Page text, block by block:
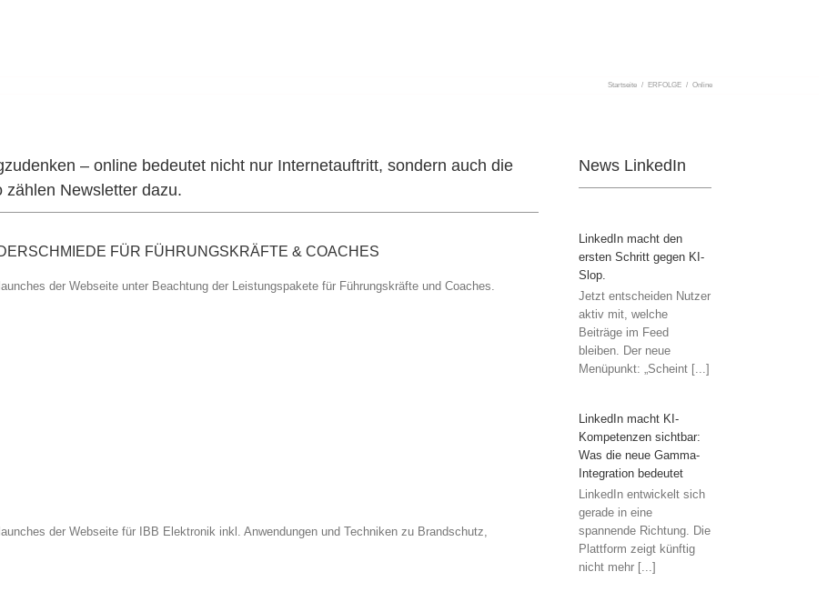
Startseite / ERFOLGE / Online
– online bedeutet nicht nur Internetauftritt, sondern auch die
Newsletter dazu.
FÜR FÜHRUNGSKRÄFTE & COACHES
der Webseite unter Beachtung der Leistungspakete für Führungskräfte und Coaches.
der Webseite für IBB Elektronik inkl. Anwendungen und Techniken zu Brandschutz,
News LinkedIn
LinkedIn macht den
ersten Schritt gegen KI-
Slop.
Jetzt entscheiden Nutzer
aktiv mit, welche
Beiträge im Feed
bleiben. Der neue
Menüpunkt: „Scheint [...]
LinkedIn macht KI-
Kompetenzen sichtbar:
Was die neue Gamma-
Integration bedeutet
LinkedIn entwickelt sich
gerade in eine
spannende Richtung. Die
Plattform zeigt künftig
nicht mehr [...]